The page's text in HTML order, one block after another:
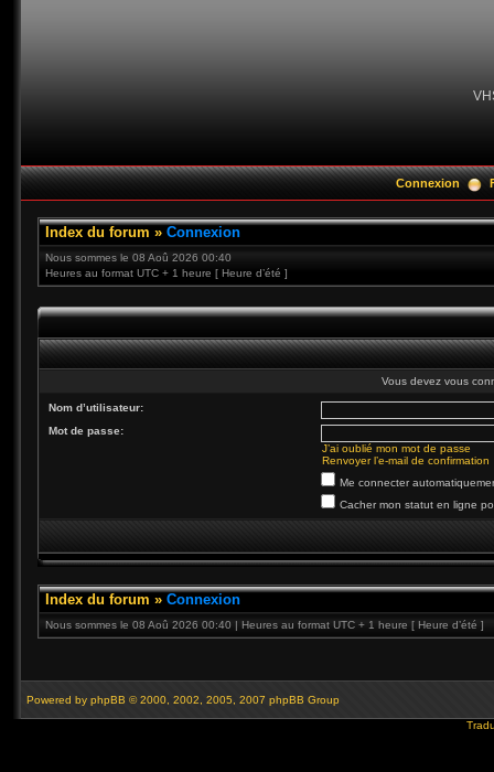
Connexion
Index du forum » Connexion
Nous sommes le 08 Aoû 2026 00:40
Heures au format UTC + 1 heure [ Heure d’été ]
Vous devez vous
Nom d’utilisateur:
Mot de passe:
J’ai oublié mon mot de passe
Renvoyer l’e-mail de confirmation
Me connecter
Cacher mon statut en ligne
Index du forum » Connexion
Nous sommes le 08 Aoû 2026 00:40 | Heures au format UTC + 1 heure [ Heure d’été ]
Powered by phpBB © 2000, 2002, 2005, 2007 phpBB Group